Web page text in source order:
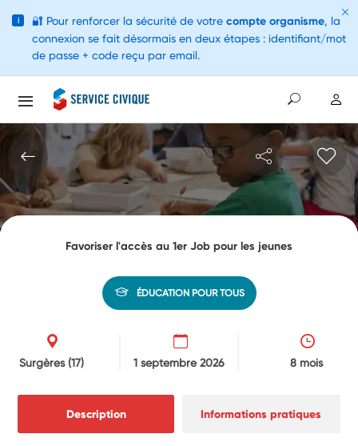
Favoriser l'accès au 1er Job pour les jeunes
ÉDUCATION POUR TOUS
Surgères(17) 1 septembre 2026 8 mois
Description Informations pratiques
i 🔐 Pour renforcer la sécurité de votre compte organisme, la
connexion se fait désormais en deux étapes : identifiant/mot
de passe + code reçu par email.